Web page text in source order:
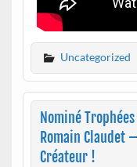
Uncategorized
Nominé
Romain Claudet
Créateur !